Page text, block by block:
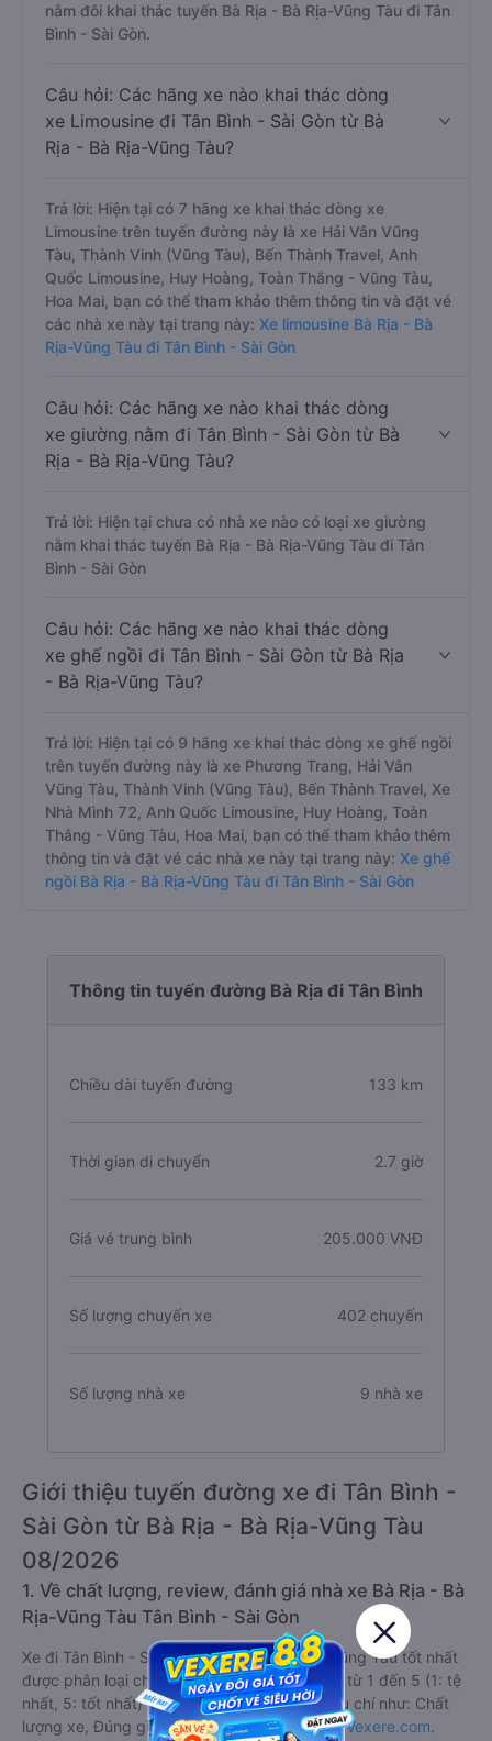
nằm đôi khai thác tuyến Bà Rịa - Bà Rịa-Vũng Tàu đi Tân
Bình - Sài Gòn.
Câu hỏi: Các hãng xe nào khai thác dòng
xe Limousine đi Tân Bình - Sài Gòn từ Bà
Rịa - Bà Rịa-Vũng Tàu?
Trả lời: Hiện tại có 7 hãng xe khai thác dòng xe
Limousine trên tuyến đường này là xe Hải Vân Vũng
Tàu, Thành Vinh (Vũng Tàu), Bến Thành Travel, Anh
Quốc Limousine, Huy Hoàng, Toàn Thắng - Vũng Tàu,
Hoa Mai, bạn có thể tham khảo thêm thông tin và đặt vé
các nhà xe này tại trang này: Xe limousine Bà Rịa - Bà
Rịa-Vũng Tàu đi Tân Bình - Sài Gòn
Câu hỏi: Các hãng xe nào khai thác dòng
xe giường nằm đi Tân Bình - Sài Gòn từ Bà
Rịa - Bà Rịa-Vũng Tàu?
Trả lời: Hiện tại chưa có nhà xe nào có loại xe giường
nằm khai thác tuyến Bà Rịa - Bà Rịa-Vũng Tàu đi Tân
Bình - Sài Gòn
Câu hỏi: Các hãng xe nào khai thác dòng
xe ghế ngồi đi Tân Bình - Sài Gòn từ Bà Rịa
- Bà Rịa-Vũng Tàu?
Trả lời: Hiện tại có 9 hãng xe khai thác dòng xe ghế ngồi
trên tuyến đường này là xe Phương Trang, Hải Vân
Vũng Tàu, Thành Vinh (Vũng Tàu), Bến Thành Travel, Xe
Nhà Mình 72, Anh Quốc Limousine, Huy Hoàng, Toàn
Thắng - Vũng Tàu, Hoa Mai, bạn có thể tham khảo thêm
thông tin và đặt vé các nhà xe này tại trang này: Xe ghế
ngồi Bà Rịa - Bà Rịa-Vũng Tàu đi Tân Bình - Sài Gòn
Thông tin tuyến đường Bà Rịa đi Tân Bình
Chiều dài tuyến đường 133 km
Thời gian di chuyển 2.7 giờ
Giá vé trung bình 205.000 VNĐ
Số lượng chuyến xe 402 chuyến
Số lượng nhà xe 9 nhà xe
Giới thiệu tuyến đường xe đi Tân Bình -
Sài Gòn từ Bà Rịa - Bà Rịa-Vũng Tàu
08/2026
1. Về chất lượng, review, đánh giá nhà xe Bà Rịa - Bà
Rịa-Vũng Tàu Tân Bình - Sài Gòn
Xe đi Tân Bình - Sài Gòn từ Bà Rịa - Bà Rịa-Vũng Tàu tốt nhất
được phân loại chất lượng dựa trên đánh giá từ 1 đến 5 (1: tệ
nhất, 5: tốt nhất) của khách hàng với các tiêu chí như: Chất
lượng xe, Đúng giờ, Chất lượng phục vụ trênVexere.com.